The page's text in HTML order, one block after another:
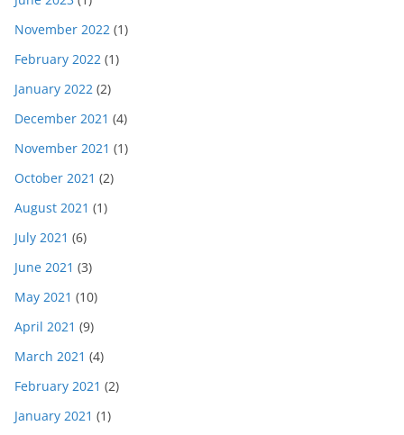
November 2022 (1)
February 2022 (1)
January 2022 (2)
December 2021 (4)
November 2021 (1)
October 2021 (2)
August 2021 (1)
July 2021 (6)
June 2021 (3)
May 2021 (10)
April 2021 (9)
March 2021 (4)
February 2021 (2)
January 2021 (1)